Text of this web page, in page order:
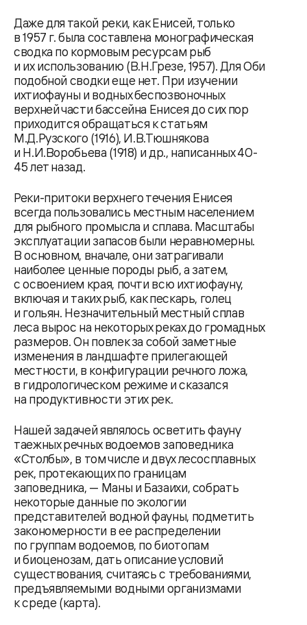
Даже для такой реки, как Енисей, только
в 1957 г. была составлена монографическая
сводка по кормовым ресурсам рыб
и их использованию (В.Н.Грезе, 1957). Для Оби
подобной сводки еще нет. При изучении
ихтиофауны и водных беспозвоночных
верхней части бассейна Енисея до сих пор
приходится обращаться к статьям
М.Д.Рузского (1916), И.В.Тюшнякова
и Н.И.Воробьева (1918) и др., написанных 40-
45 лет назад.
Реки-притоки верхнего течения Енисея
всегда пользовались местным населением
для рыбного промысла и сплава. Масштабы
эксплуатации запасов были неравномерны.
В основном, вначале, они затрагивали
наиболее ценные породы рыб, а затем,
с освоением края, почти всю ихтиофауну,
включая и таких рыб, как пескарь, голец
и гольян. Незначительный местный сплав
леса вырос на некоторых реках до громадных
размеров. Он повлек за собой заметные
изменения в ландшафте прилегающей
местности, в конфигурации речного ложа,
в гидрологическом режиме и сказался
на продуктивности этих рек.
Нашей задачей являлось осветить фауну
таежных речных водоемов заповедника
«Столбы», в том числе и двух лесосплавных
рек, протекающих по границам
заповедника, — Маны и Базаихи, собрать
некоторые данные по экологии
представителей водной фауны, подметить
закономерности в ее распределении
по группам водоемов, по биотопам
и биоценозам, дать описание условий
существования, считаясь с требованиями,
предъявляемыми водными организмами
к среде (карта).